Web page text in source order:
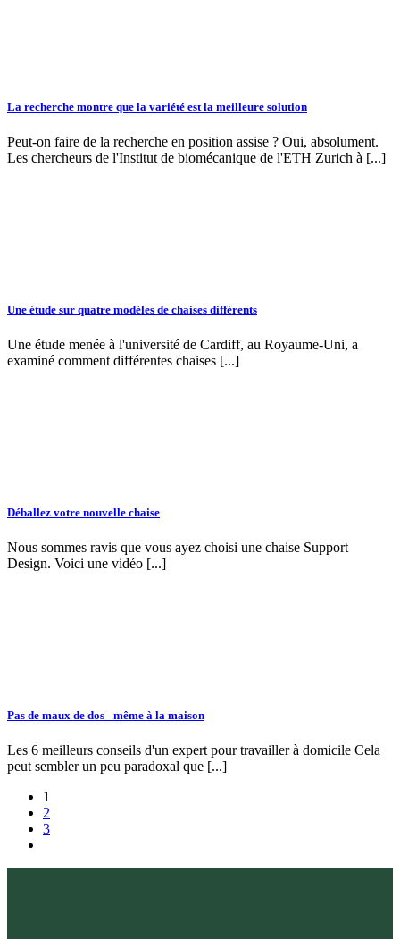
La recherche montre que la variété est la meilleure solution
Peut-on faire de la recherche en position assise ? Oui, absolument.
Les chercheurs de l'Institut de biomécanique de l'ETH Zurich à [...]
Une étude sur quatre modèles de chaises différents
Une étude menée à l'université de Cardiff, au Royaume-Uni, a
examiné comment différentes chaises [...]
Déballez votre nouvelle chaise
Nous sommes ravis que vous ayez choisi une chaise Support
Design. Voici une vidéo [...]
Pas de maux de dos– même à la maison
Les 6 meilleurs conseils d'un expert pour travailler à domicile Cela
peut sembler un peu paradoxal que [...]
1
2
3